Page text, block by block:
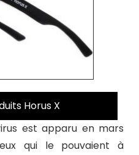
Horus X
est apparu en mars
qui le pouvaient à